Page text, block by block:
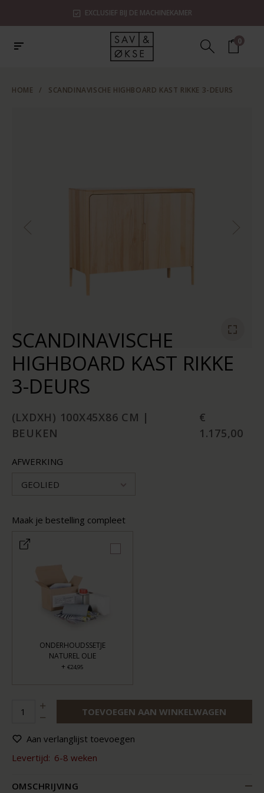
EXCLUSIEF BIJ DE MACHINEKAMER
0
HOME / SCANDINAVISCHE HIGHBOARD KAST RIKKE 3-DEURS
SCANDINAVISCHE
HIGHBOARD KAST RIKKE
3-DEURS
(LXDXH) 100X45X86 CM |
BEUKEN
€
1.175,00
AFWERKING
GEOLIED
Maak je bestelling compleet
ONDERHOUDSSETJE
NATUREL OLIE
+ €24,95
TOEVOEGEN AAN WINKELWAGEN
Aan verlanglijst toevoegen
Levertijd: 6-8 weken
OMSCHRIJVING